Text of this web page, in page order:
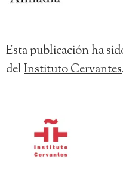
Esta publicación ha
delInstituto Cervantes